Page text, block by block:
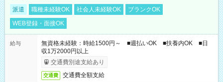
派遣 職種未経験OK 社会人未経験OK
ブランクOK
WEB登録・面接OK
給与
無資格未経験：時給1500円～ ■週払いOK ■扶養内OK ■日
収1万2000円以上
交通費別途支給あり
交通費 交通費全額支給